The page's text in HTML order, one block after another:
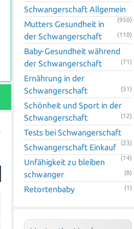
Schwangerschaft Allgemein
(950)
Mutters Gesundheit in
der Schwangerschaft
(110)
Baby-Gesundheit während
der Schwangerschaft
(71)
Ernährung in der
Schwangerschaft
(51)
Schönheit und Sport in der
Schwangerschaft
(12)
Tests bei Schwangerschaft
(23)
Schwangerschaft Einkauf
(14)
Unfähigkeit zu bleiben
schwanger
(8)
Retortenbaby (1)